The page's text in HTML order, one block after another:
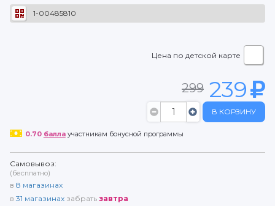
1-00485810
Цена по детской карте
299 239
В КОРЗИНУ
0.70 баллаучастникам бонусной программы
Самовывоз:
(бесплатно)
в 8 магазинах
в 31 магазинах забрать завтра